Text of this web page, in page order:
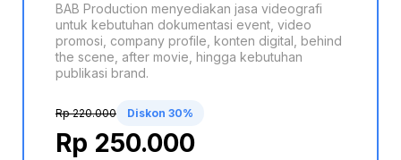
BAB Production menyediakan jasa videografi
untuk kebutuhan dokumentasi event, video
promosi, company profile, konten digital, behind
the scene, after movie, hingga kebutuhan
publikasi brand.
Rp 220.000 Diskon 30%
Rp 250.000